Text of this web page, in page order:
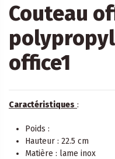
Couteau
office1
Caractéristiques :
Poids :
Hauteur : 22.5 cm
Matière : lame inox